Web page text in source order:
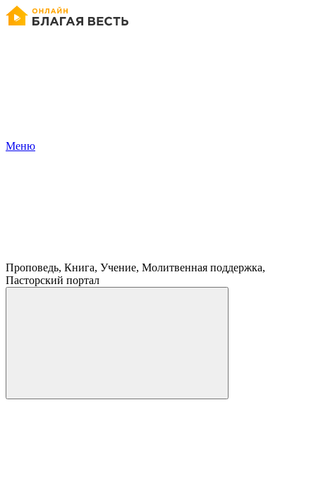
Меню
Проповедь, Книга, Учение, Молитвенная поддержка,
Пасторский портал